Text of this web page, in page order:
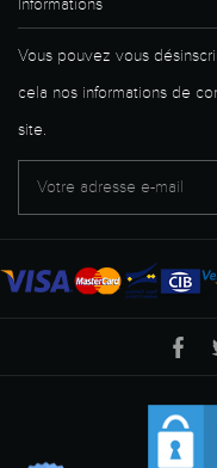
Vous pouvez vous
cela nos informations de
site.